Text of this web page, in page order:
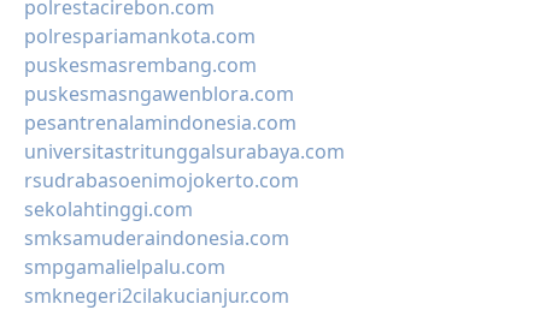
polrestacirebon.com
polrespariamankota.com
puskesmasrembang.com
puskesmasngawenblora.com
pesantrenalamindonesia.com
universitastritunggalsurabaya.com
rsudrabasoenimojokerto.com
sekolahtinggi.com
smksamuderaindonesia.com
smpgamalielpalu.com
smknegeri2cilakucianjur.com